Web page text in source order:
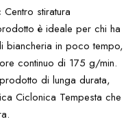
stiratura
è ideale per chi ha
biancheria in poco tempo,
continuo di 175 g/min.
di lunga durata,
Ciclonica Tempesta che